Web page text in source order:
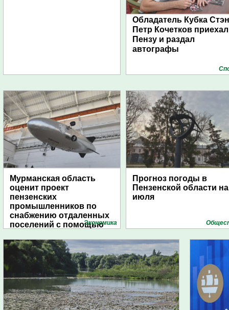
Обладатель Кубка
Петр Кочетков
Пензу и раздал
автографы
Мурманская область
оценит проект
пензенских
промышленников по
снабжению отдаленных
поселений с помощью
Экономика
Прогноз погоды в
Пензенской области
июля